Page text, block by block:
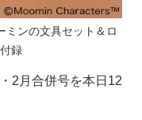
ミンの文具セット＆ロ
録
2月合併号を本日12